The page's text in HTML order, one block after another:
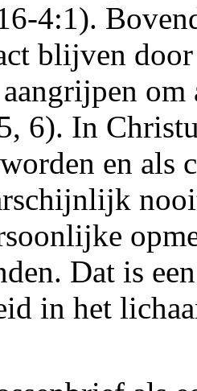
4:1).
blijven
6). In
en als
Dat is
in het